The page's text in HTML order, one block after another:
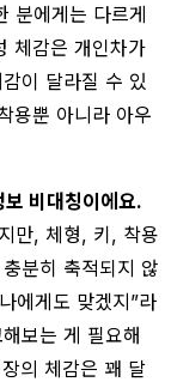
분에게는 다르게
체감은 개인차가
이 달라질 수 있
용뿐 아니라 아우
비대칭이에요.
만, 체형, 키, 착용
분히 축적되지 않
에게도 맞겠지”라
보는 게 필요해
의 체감은 꽤 달